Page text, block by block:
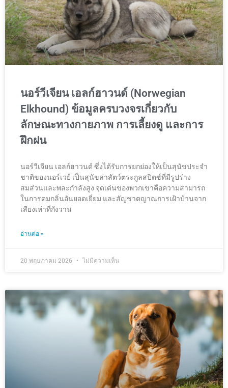
นอร์วีเจียน เอลก์ฮาวนด์ (Norwegian
Elkhound) ข้อมูลครบวงจรเกี่ยวกับ
ลักษณะทางกายภาพ การเลี้ยงดู และการ
ฝึกฝน
นอร์วีเจียน เอลก์ฮาวนด์ ซึ่งได้รับการยกย่องให้เป็นสุนัขประจำ
ชาติของนอร์เวย์ เป็นสุนัขล่าสัตว์ตระกูลสปิตซ์ที่มีรูปร่าง
สมส่วนและพละกำลังสูง จุดเด่นของพวกเขาคือความสามารถ
ในการดมกลิ่นอันยอดเยี่ยม และสัญชาตญาณการเฝ้าบ้านจาก
เสียงเห่าที่กังวาน
อ่านต่อ »
20 พฤษภาคม 2026 ไม่มีความเห็น